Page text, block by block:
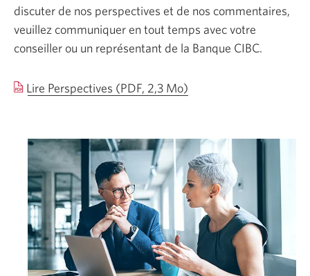
discuter de nos perspectives et de nos commentaires,
veuillez communiquer en tout temps avec votre
conseiller ou un représentant de la Banque CIBC.
Lire Perspectives (PDF, 2,3 Mo)
s’affichera.